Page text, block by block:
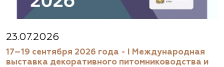
23.07.2026
17–19 сентября 2026 года - I Международная
выставка декоративного питомниководства и